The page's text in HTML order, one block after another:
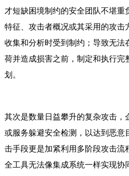
才短缺困境制约的安全团队不堪重
特征、攻击者概况或其采用的攻击
收集和分析时受到制约；导致无法
荷并造成损害之前，制定和执行完
划。
其次是数量日益攀升的复杂攻击，
或服务躲避安全检测，以达到恶意
击手段更是加紧利用多阶段攻击流
全工具无法像集成系统一样实现协